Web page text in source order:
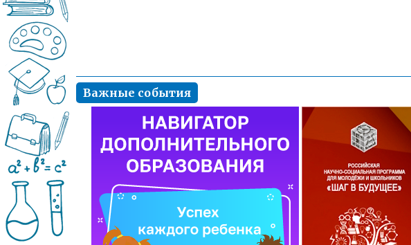
Важные события